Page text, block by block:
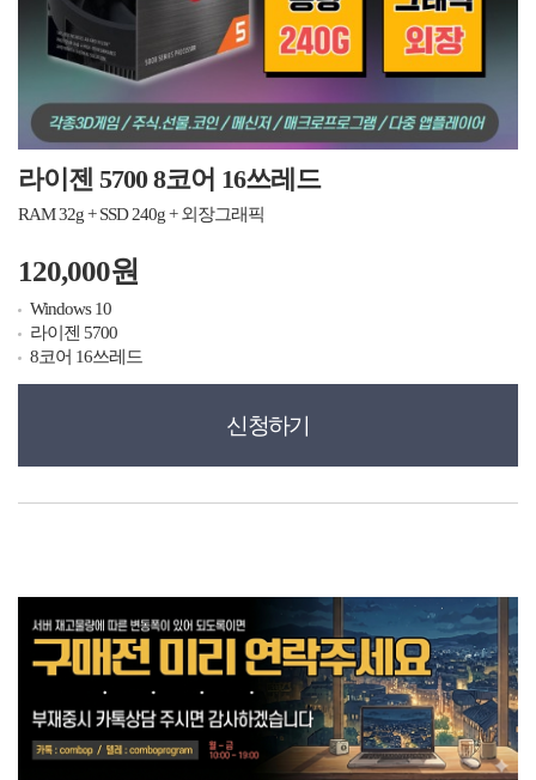
라이젠 5700 8코어 16쓰레드
RAM 32g + SSD 240g + 외장그래픽
120,000원
Windows 10
라이젠 5700
8코어 16쓰레드
신청하기